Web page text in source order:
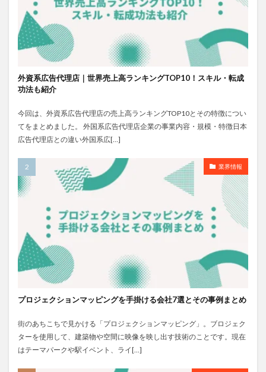
外資系広告代理店｜世界売上高ランキングTOP10！スキル・転成
功法も紹介
今回は、外資系広告代理店の売上高ランキングTOP10とその特徴につい
てをまとめました。 外国系広告代理店企業の事業内容・規模・特徴日本
広告代理店との違い外国系広[…]
業界情報
プロジェクションマッピングを手掛ける会社7選とその事例まとめ
街のあちこちで見かける「プロジェクションマッピング」。ブロジェク
ターを使用して、建築物や空間に映像を映し出す技術のことです。現在
はテーマパークや駅イベント、ライ[…]